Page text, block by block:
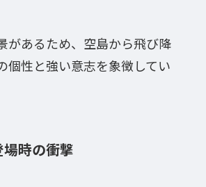
があるため、空島から飛び降
個性と強い意志を象徴してい
時の衝撃